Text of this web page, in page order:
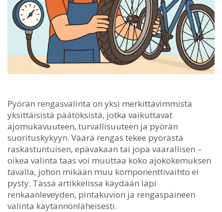
Pyörän rengasvalinta on yksi merkittävimmistä
yksittäisistä päätöksistä, jotka vaikuttavat
ajomukavuuteen, turvallisuuteen ja pyörän
suorituskykyyn. Väärä rengas tekee pyörästä
raskastuntuisen, epävakaan tai jopa vaarallisen –
oikea valinta taas voi muuttaa koko ajokokemuksen
tavalla, johon mikään muu komponenttivaihto ei
pysty. Tässä artikkelissa käydään läpi
renkaanleveyden, pintakuvion ja rengaspaineen
valinta käytännönläheisesti.